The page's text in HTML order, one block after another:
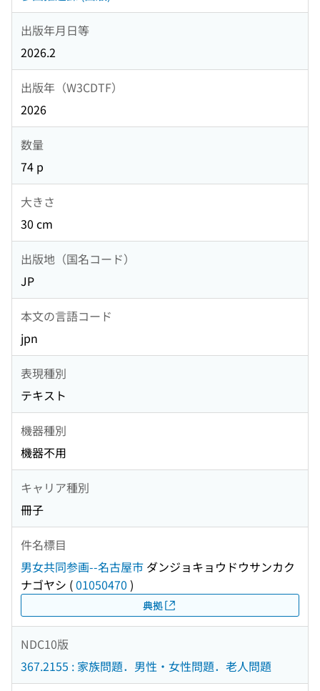
出版年月日等
2026.2
出版年（W3CDTF）
2026
数量
74 p
大きさ
30 cm
出版地（国名コード）
JP
本文の言語コード
jpn
表現種別
テキスト
機器種別
機器不用
キャリア種別
冊子
件名標目
男女共同参画--名古屋市 ダンジョキョウドウサンカク
ナゴヤシ (01050470 )
典拠
NDC10版
367.2155 : 家族問題．男性・女性問題．老人問題